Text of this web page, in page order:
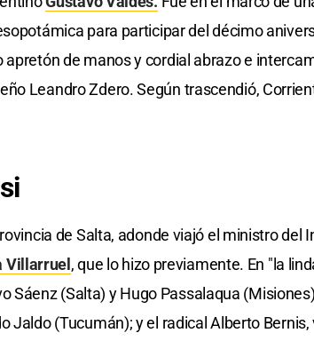
para participar del décimo
apretón de manos y cordial abrazo e
Leandro Zdero. Según trascendió,
de Salta, adonde viajó el ministro del
Villarruel , que lo hizo previamente. En "la
Sáenz (Salta) y Hugo Passalaqua
Jaldo (Tucumán); y el radical Alberto